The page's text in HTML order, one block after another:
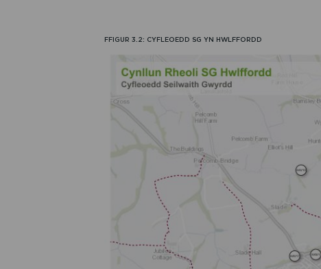
FFIGUR 3.2: CYFLEOEDD SG YN HWLFFORDD